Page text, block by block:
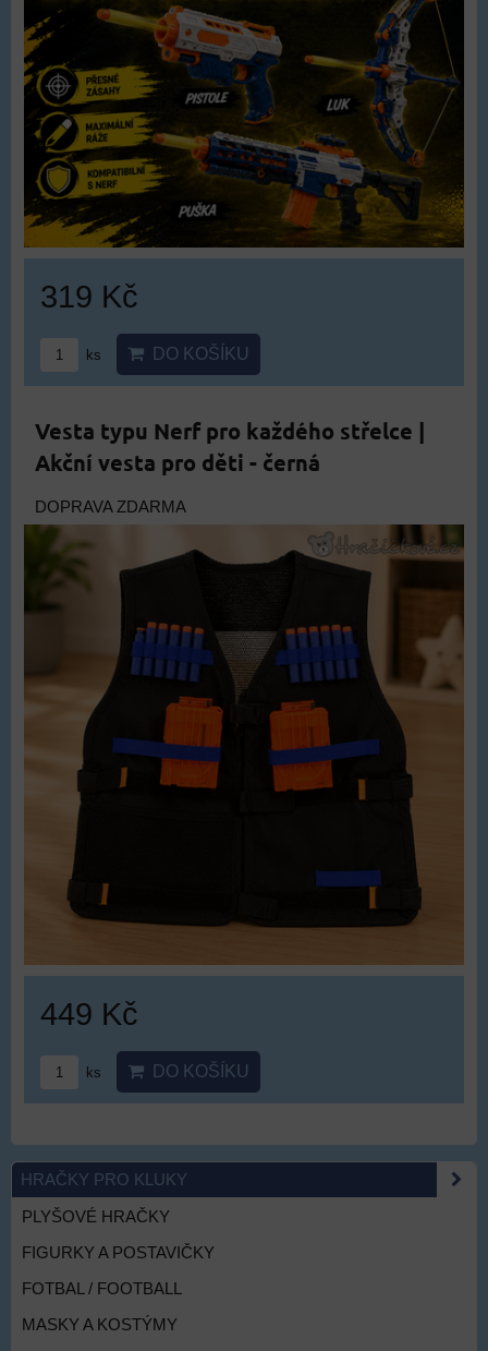
319 Kč
ks DO KOŠÍKU
Vesta typu Nerf pro každého střelce |
Akční vesta pro děti - černá
DOPRAVA ZDARMA
449 Kč
ks DO KOŠÍKU
HRAČKY PRO KLUKY
PLYŠOVÉ HRAČKY
FIGURKY A POSTAVIČKY
FOTBAL / FOOTBALL
MASKY A KOSTÝMY